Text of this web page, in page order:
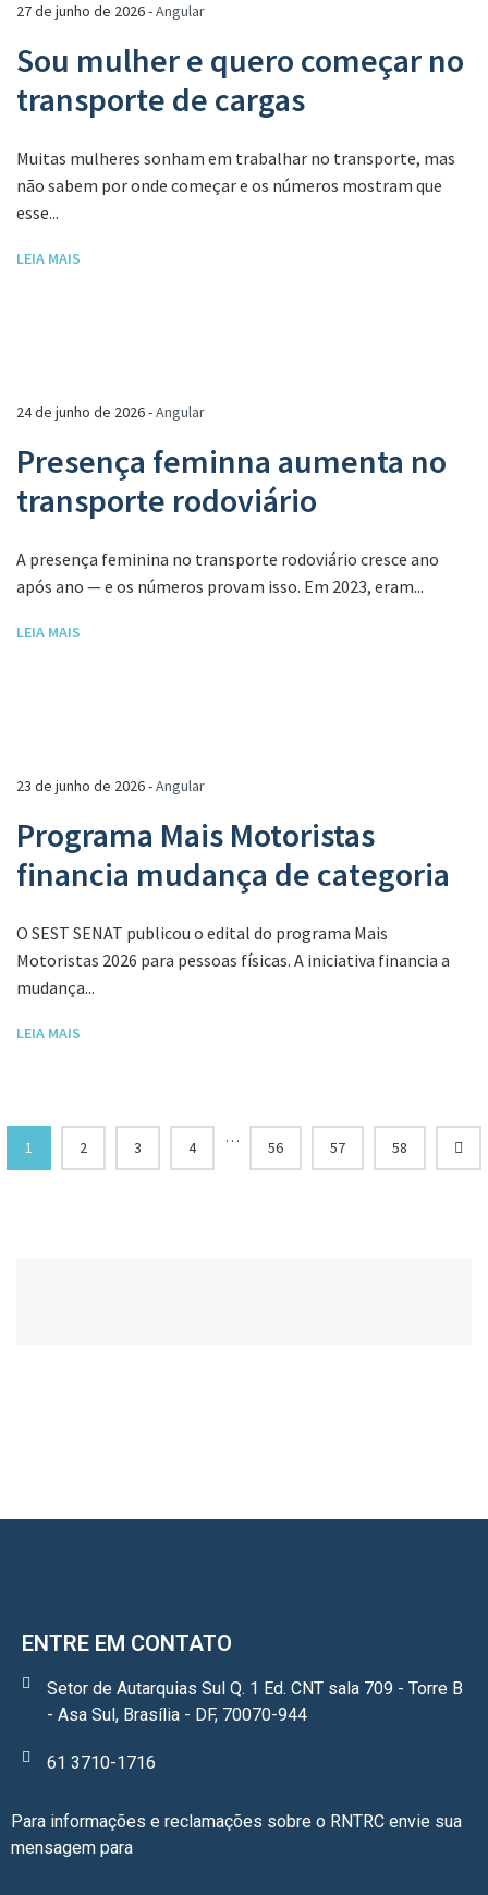
27 de junho de 2026 -Angular
Sou mulher e quero começar no
transporte de cargas
Muitas mulheres sonham em trabalhar no transporte, mas
não sabem por onde começar e os números mostram que
esse...
LEIA MAIS
24 de junho de 2026 -Angular
Presença feminna aumenta no
transporte rodoviário
A presença feminina no transporte rodoviário cresce ano
após ano — e os números provam isso. Em 2023, eram...
LEIA MAIS
23 de junho de 2026 -Angular
Programa Mais Motoristas
financia mudança de categoria
O SEST SENAT publicou o edital do programa Mais
Motoristas 2026 para pessoas físicas. A iniciativa financia a
mudança...
LEIA MAIS
1 2 3 4
…
56 57 58
ENTRE EM CONTATO
Setor de Autarquias Sul Q. 1 Ed. CNT sala 709 - Torre B
- Asa Sul, Brasília - DF, 70070-944
61 3710-1716
Para informações e reclamações sobre o RNTRC envie sua
mensagem para